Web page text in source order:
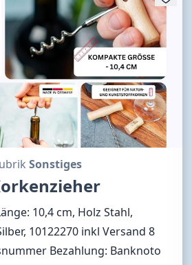
Sonstiges
10,4 cm, Holz Stahl,
10122270 inkl Versand 8
Bezahlung: Banknoto